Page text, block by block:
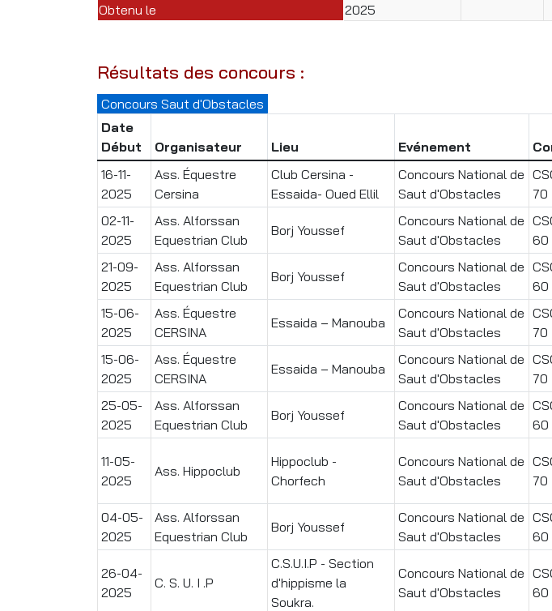
Obtenu le
2025
Résultats des concours :
Concours Saut d'Obstacles
Date
Début
Organisateur Lieu Evénement
16-11-
2025
Ass. Équestre
Cersina
Club Cersina -
Essaida- Oued Ellil
Concours National de
Saut d'Obstacles
70
02-11-
2025
Ass. Alforssan
Equestrian Club
Borj Youssef
Concours National de
Saut d'Obstacles
60
21-09-
2025
Ass. Alforssan
Equestrian Club
Borj Youssef
Concours National de
Saut d'Obstacles
60
15-06-
2025
Ass. Équestre
CERSINA
Essaida – Manouba
Concours National de
Saut d'Obstacles
70
15-06-
2025
Ass. Équestre
CERSINA
Essaida – Manouba
Concours National de
Saut d'Obstacles
70
25-05-
2025
Ass. Alforssan
Equestrian Club
Borj Youssef
Concours National de
Saut d'Obstacles
60
11-05-
2025
Ass. Hippoclub
Hippoclub -
Chorfech
Concours National de
Saut d'Obstacles
70
04-05-
2025
Ass. Alforssan
Equestrian Club
Borj Youssef
Concours National de
Saut d'Obstacles
60
26-04-
2025
C. S. U. I .P
C.S.U.I.P - Section
d'hippisme la
Soukra.
Concours National de
Saut d'Obstacles
60